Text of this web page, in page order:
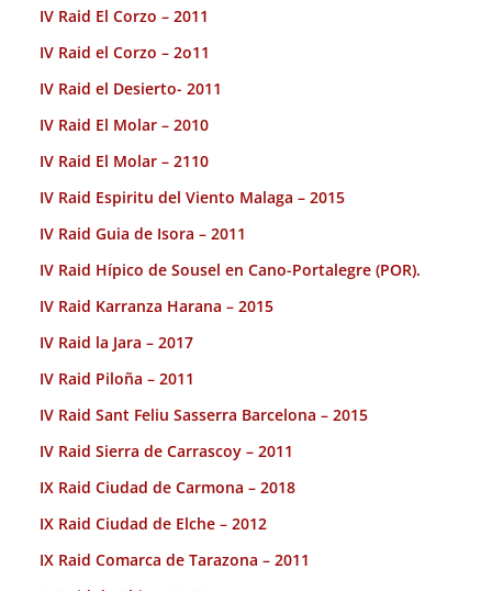
IV Raid El Corzo – 2011
IV Raid el Corzo – 2o11
IV Raid el Desierto- 2011
IV Raid El Molar – 2010
IV Raid El Molar – 2110
IV Raid Espiritu del Viento Malaga – 2015
IV Raid Guia de Isora – 2011
IV Raid Hípico de Sousel en Cano-Portalegre (POR).
IV Raid Karranza Harana – 2015
IV Raid la Jara – 2017
IV Raid Piloña – 2011
IV Raid Sant Feliu Sasserra Barcelona – 2015
IV Raid Sierra de Carrascoy – 2011
IX Raid Ciudad de Carmona – 2018
IX Raid Ciudad de Elche – 2012
IX Raid Comarca de Tarazona – 2011